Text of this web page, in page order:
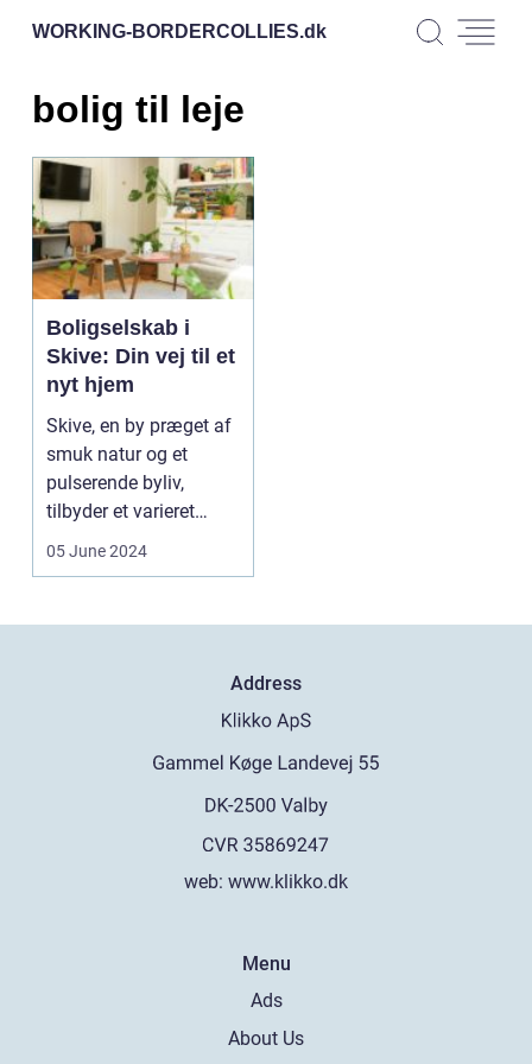
WORKING-BORDERCOLLIES.dk
bolig til leje
Boligselskab i
Skive: Din vej til et
nyt hjem
Skive, en by præget af
smuk natur og et
pulserende byliv,
tilbyder et varieret
udvalg af
05 June 2024
Address
web: www.klikko.dk
Menu
Ads
About Us